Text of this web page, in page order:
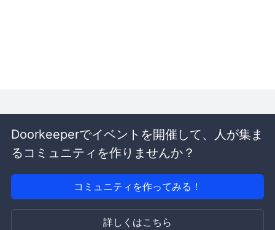
Doorkeeperでイベントを開催して、人が集ま
るコミュニティを作りませんか？
コミュニティを作ってみる！
詳しくはこちら